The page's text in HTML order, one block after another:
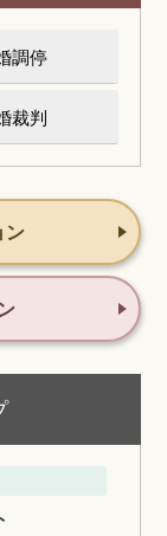
調停
裁判
ン